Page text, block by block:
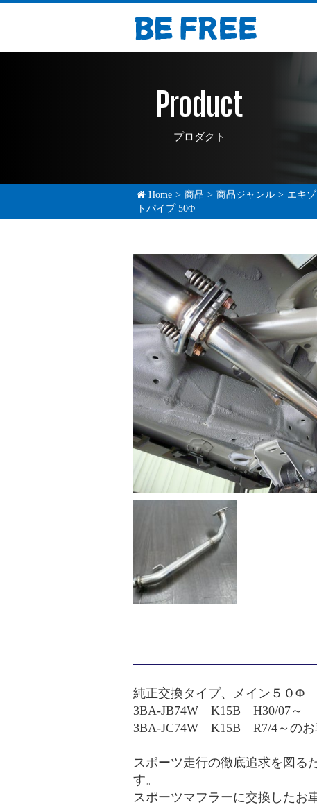
Product
プロダクト
Home > 商品 > 商品ジャンル > エキ
トパイプ 50Φ
純正交換タイプ、メイン５０Φ
3BA-JB74W K15B H30/07～
3BA-JC74W K15B R7/4～のお
スポーツ走行の徹底追求を図る
す。
スポーツマフラーに交換したお